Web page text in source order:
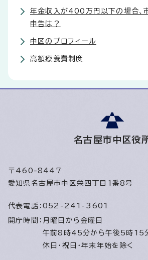
年金収入が400万円以下の場合、
申告は？
中区のプロフィール
高額療養費制度
名古屋市中区役
〒460-8447
愛知県名古屋市中区栄四丁目1番8号
代表電話： 052-241-3601
開庁時間： 月曜日から金曜日
午前8時45分から午後5時15
休日・祝日・年末年始を除く